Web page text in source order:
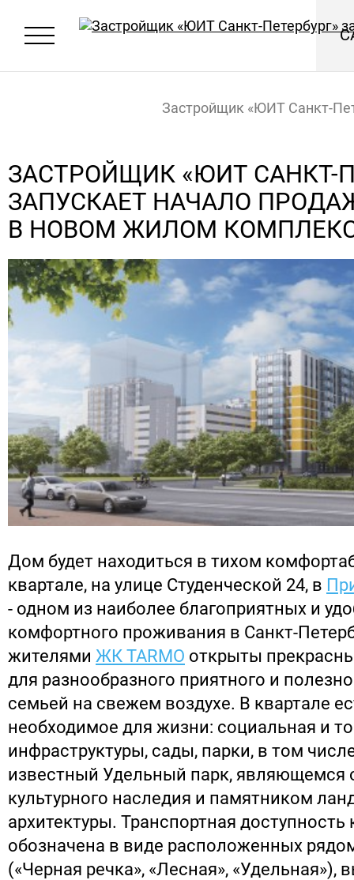
Главная Новости
Застройщик «ЮИТ Санкт-
новом жилом комплексе
ЗАСТРОЙЩИК «ЮИТ САНКТ-
ЗАПУСКАЕТ НАЧАЛО
В НОВОМ ЖИЛОМ
Дом будет находиться в тихом
квартале, на улице Студенческой 24, в
- одном из наиболее благоприятных и
комфортного проживания в Санкт-
жителями ЖК TARMO открыты
для разнообразного приятного и
семьей на свежем воздухе. В квартале
необходимое для жизни: социальная и
инфраструктуры, сады, парки, в том
известный Удельный парк, являющемся
культурного наследия и памятником
архитектуры. Транспортная
обозначена в виде расположенных
(«Черная речка», «Лесная», «Удельная»),